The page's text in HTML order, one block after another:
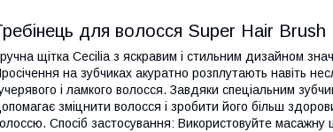
для волосся Super Hair
щітка Cecilia з яскравим і стильним дизайном
на зубчиках акуратно розплутають навіть
і ламкого волосся. Завдяки спеціальним
зміцнити волосся і зробити його більш
Спосіб застосування: Використовуйте